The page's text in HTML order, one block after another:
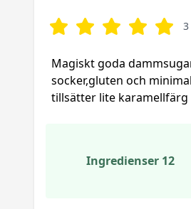
3
Magiskt goda
socker,gluten och
tillsätter lite karamellfärg
Ingredienser 12